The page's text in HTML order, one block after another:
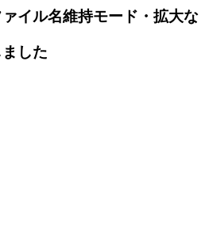
イル名維持モード・拡大
した